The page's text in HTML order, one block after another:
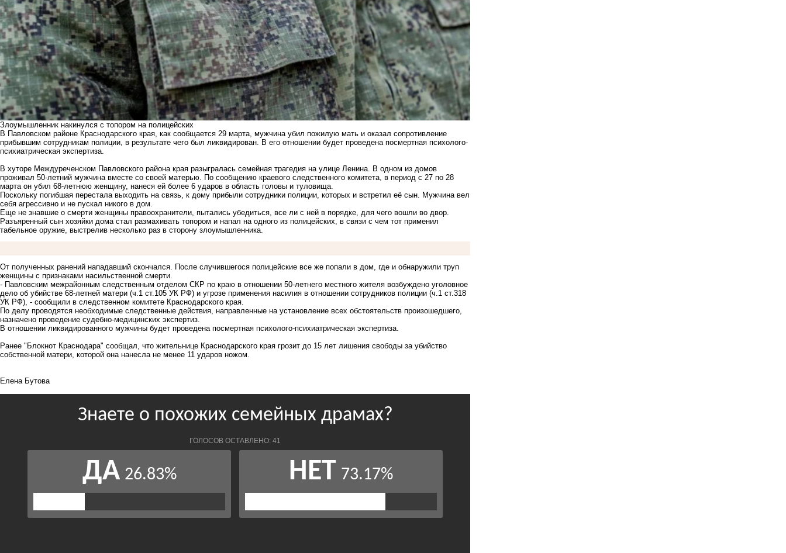
Злоумышленник накинулся с топором на полицейских
В Павловском районе Краснодарского края, как сообщается 29 марта, мужчина убил пожилую мать и оказал сопротивление
прибывшим сотрудникам полиции, в результате чего был ликвидирован. В его отношении будет проведена посмертная психолого-
психиатрическая экспертиза.
В хуторе Междуреченском Павловского района края разыгралась семейная трагедия на улице Ленина. В одном из домов
проживал 50-летний мужчина вместе со своей матерью. По сообщению краевого следственного комитета, в период с 27 по 28
марта он убил 68-летнюю женщину, нанеся ей более 6 ударов в область головы и туловища.
Поскольку погибшая перестала выходить на связь, к дому прибыли сотрудники полиции, которых и встретил её сын. Мужчина вел
себя агрессивно и не пускал никого в дом.
Еще не знавшие о смерти женщины правоохранители, пытались убедиться, все ли с ней в порядке, для чего вошли во двор.
Разъяренный сын хозяйки дома стал размахивать топором и напал на одного из полицейских, в связи с чем тот применил
табельное оружие, выстрелив несколько раз в сторону злоумышленника.
От полученных ранений нападавший скончался. После случившегося полицейские все же попали в дом, где и обнаружили труп
женщины с признаками насильственной смерти.
- Павловским межрайонным следственным отделом СКР по краю в отношении 50-летнего местного жителя возбуждено уголовное
дело об убийстве 68-летней матери (ч.1 ст.105 УК РФ) и угрозе применения насилия в отношении сотрудников полиции (ч.1 ст.318
УК РФ), - сообщили в следственном комитете Краснодарского края.
По делу проводятся необходимые следственные действия, направленные на установление всех обстоятельств произошедшего,
назначено проведение судебно-медицинских экспертиз.
В отношении ликвидированного мужчины будет проведена посмертная психолого-психиатрическая экспертиза.
Ранее "Блокнот Краснодара" сообщал , что жительнице Краснодарского края грозит до 15 лет лишения свободы за убийство
собственной матери, которой она нанесла не менее 11 ударов ножом.
Елена Бутова